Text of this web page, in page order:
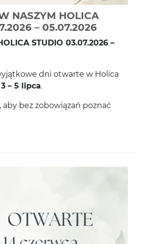
NASZYM HOLICA
– 05.07.2026-Czytaj
STU­DIO 03.07.2026 –
dni otwarte w Holica
3 – 5 lipca.
aby bez zobow­iązań poz­nać
HOLICA STUDIO 03.07.2026 –